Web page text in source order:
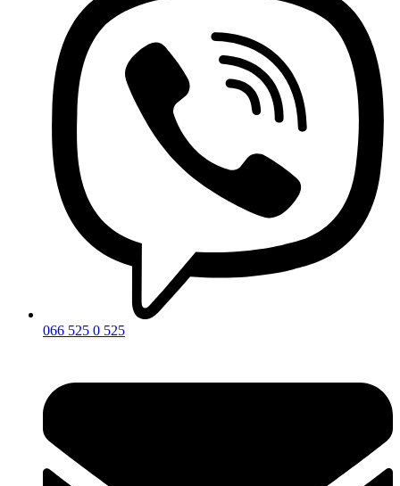
066 525 0 525